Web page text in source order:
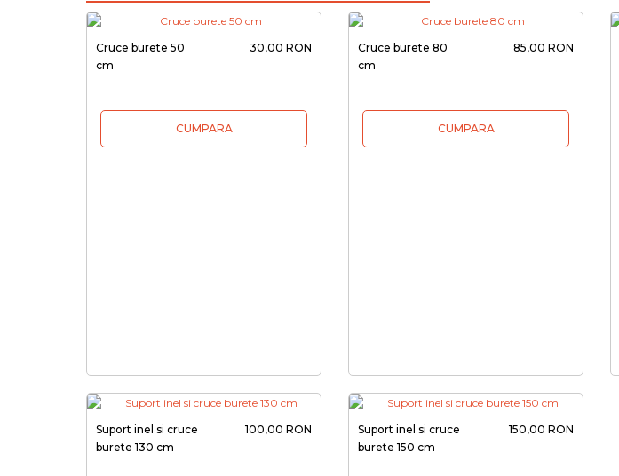
Cruce burete 50
cm
30,00 RON
CUMPARA
Cruce burete 80
cm
85,00 RON
CUMPARA
Suport inel si cruce
burete 130 cm
100,00 RON
Suport inel si cruce
burete 150 cm
150,00 RON